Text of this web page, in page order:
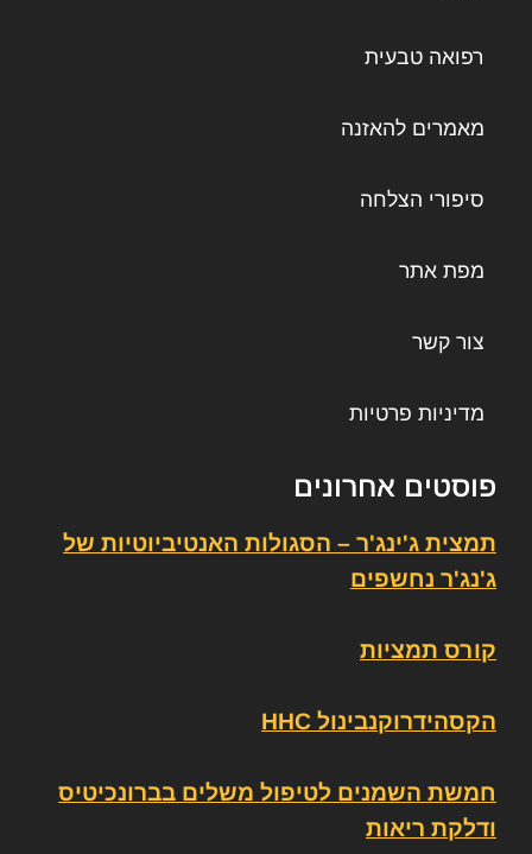
רפואה טבעית
מאמרים להאזנה
סיפורי הצלחה
מפת אתר
צור קשר
מדיניות פרטיות
פוסטים אחרונים
תמצית ג'ינג'ר – הסגולות האנטיביוטיות של
ג'נג'ר נחשפים
קורס תמציות
הקסהידרוקנבינול HHC
חמשת השמנים לטיפול משלים בברונכיטיס
ודלקת ריאות